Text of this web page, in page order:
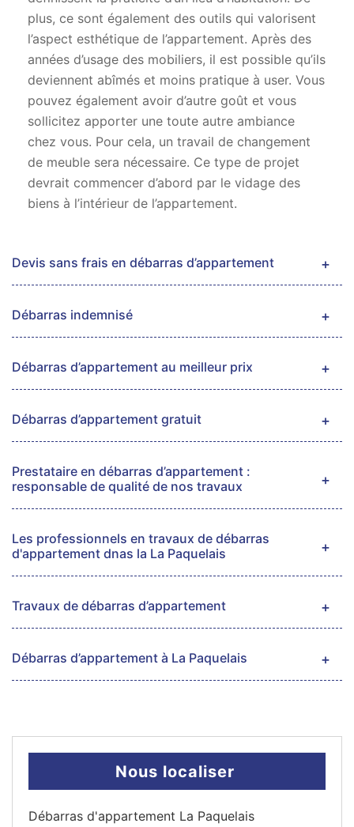
plus, ce sont également des outils qui valorisent
l’aspect esthétique de l’appartement. Après des
années d’usage des mobiliers, il est possible qu’ils
deviennent abîmés et moins pratique à user. Vous
pouvez également avoir d’autre goût et vous
sollicitez apporter une toute autre ambiance
chez vous. Pour cela, un travail de changement
de meuble sera nécessaire. Ce type de projet
devrait commencer d’abord par le vidage des
biens à l’intérieur de l’appartement.
Devis sans frais en débarras d’appartement
Débarras indemnisé
Débarras d’appartement au meilleur prix
Débarras d’appartement gratuit
Prestataire en débarras d’appartement :
responsable de qualité de nos travaux
Les professionnels en travaux de débarras
d'appartement dnas la La Paquelais
Travaux de débarras d’appartement
Débarras d’appartement à La Paquelais
Nous localiser
Débarras d'appartement La Paquelais